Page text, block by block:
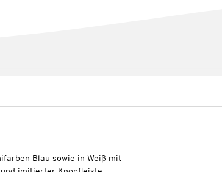
Blau sowie in Weiß mit